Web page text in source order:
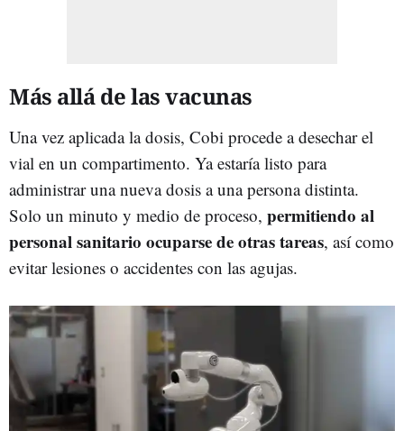
Más allá de las vacunas
Una vez aplicada la dosis, Cobi procede a desechar el
vial en un compartimento. Ya estaría listo para
administrar una nueva dosis a una persona distinta.
Solo un minuto y medio de proceso, permitiendo al
personal sanitario ocuparse de otras tareas, así como
evitar lesiones o accidentes con las agujas.